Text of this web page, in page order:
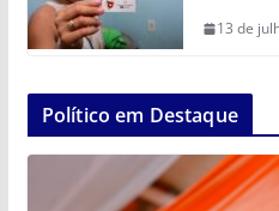
13 de
Político em Destaque